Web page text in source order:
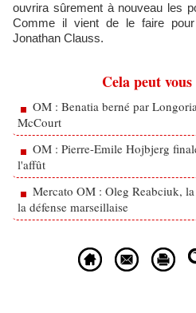
ouvrira sûrement à nouveau les
Comme il vient de le faire pour
Jonathan Clauss.
Cela peut
OM : Benatia berné par
McCourt
OM : Pierre-Emile Hojbjerg
l'affût
Mercato OM : Oleg Reabciuk,
la défense marseillaise